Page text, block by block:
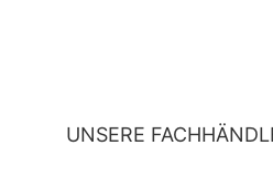
UNSERE